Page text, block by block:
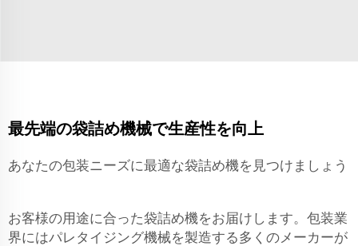
最先端の袋詰め機械で生産性を向上
あなたの包装ニーズに最適な袋詰め機を見つけましょう
お客様の用途に合った袋詰め機をお届けします。包装業
界にはパレタイジング機械を製造する多くのメーカーが